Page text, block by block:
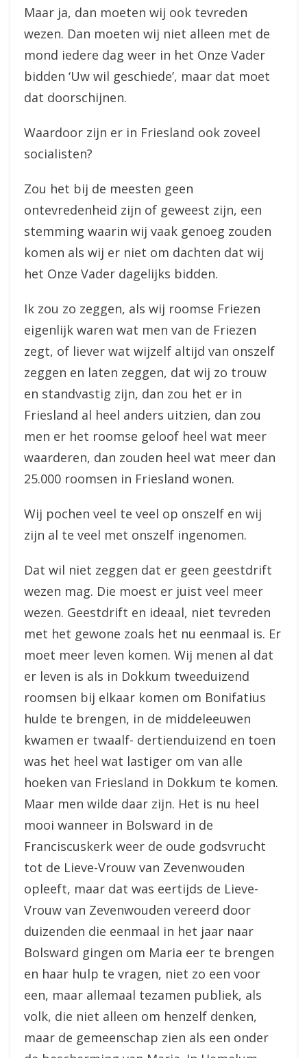
Maar ja, dan moeten wij ook tevreden
wezen. Dan moeten wij niet alleen met de
mond iedere dag weer in het Onze Vader
bidden ‘Uw wil geschiede’, maar dat moet
dat doorschijnen.
Waardoor zijn er in Friesland ook zoveel
socialisten?
Zou het bij de meesten geen
ontevredenheid zijn of geweest zijn, een
stemming waarin wij vaak genoeg zouden
komen als wij er niet om dachten dat wij
het Onze Vader dagelijks bidden.
Ik zou zo zeggen, als wij roomse Friezen
eigenlijk waren wat men van de Friezen
zegt, of liever wat wijzelf altijd van onszelf
zeggen en laten zeggen, dat wij zo trouw
en standvastig zijn, dan zou het er in
Friesland al heel anders uitzien, dan zou
men er het roomse geloof heel wat meer
waarderen, dan zouden heel wat meer dan
25.000 roomsen in Friesland wonen.
Wij pochen veel te veel op onszelf en wij
zijn al te veel met onszelf ingenomen.
Dat wil niet zeggen dat er geen geestdrift
wezen mag. Die moest er juist veel meer
wezen. Geestdrift en ideaal, niet tevreden
met het gewone zoals het nu eenmaal is. Er
moet meer leven komen. Wij menen al dat
er leven is als in Dokkum tweeduizend
roomsen bij elkaar komen om Bonifatius
hulde te brengen, in de middeleeuwen
kwamen er twaalf- dertienduizend en toen
was het heel wat lastiger om van alle
hoeken van Friesland in Dokkum te komen.
Maar men wilde daar zijn. Het is nu heel
mooi wanneer in Bolsward in de
Franciscuskerk weer de oude godsvrucht
tot de Lieve-Vrouw van Zevenwouden
opleeft, maar dat was eertijds de Lieve-
Vrouw van Zevenwouden vereerd door
duizenden die eenmaal in het jaar naar
Bolsward gingen om Maria eer te brengen
en haar hulp te vragen, niet zo een voor
een, maar allemaal tezamen publiek, als
volk, die niet alleen om henzelf denken,
maar de gemeenschap zien als een onder